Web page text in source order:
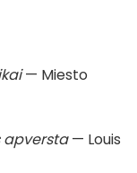
— Miesto
apversta— Louis